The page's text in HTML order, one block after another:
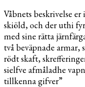
Våbnets beskrivelse
skiöld, och der uthi
med sine rätta
två beväpnade armar,
rödt skaft,
sielfve afmåladhe
tillkenna gifver”